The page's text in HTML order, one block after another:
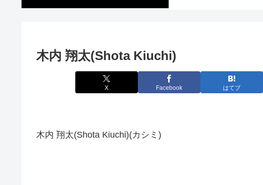
木内 翔太(Shota Kiuchi)
X Facebook はてブ
木内 翔太(Shota Kiuchi)(カシミ)